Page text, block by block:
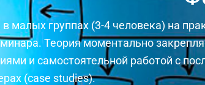
малых группах (3-4 человека) на
Теория моментально
и самостоятельной работой с
(case studies).